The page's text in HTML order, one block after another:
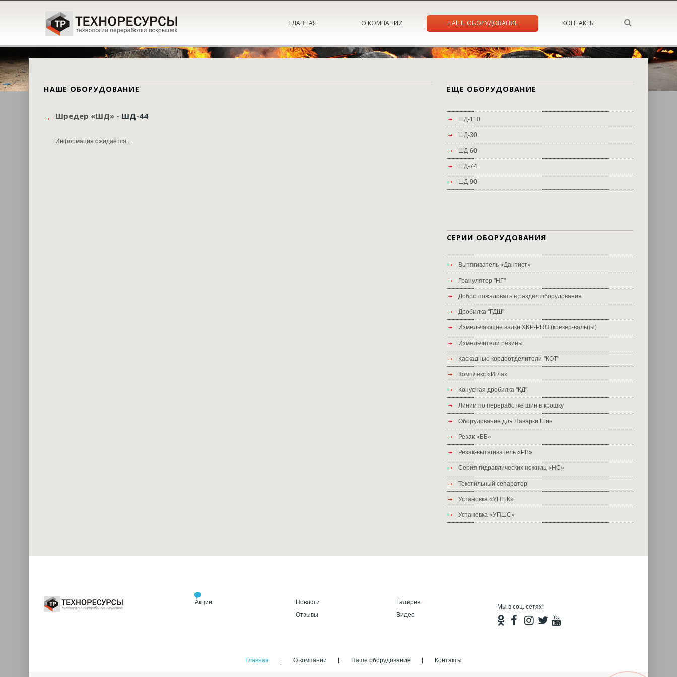
ГЛАВНАЯ О КОМПАНИИ НАШЕ ОБОРУДОВАНИЕ КОНТАКТЫ
НАШЕ ОБОРУДОВАНИЕ
Шредер «ШД» - ШД-44
Информация ожидается ...
ЕЩЕ ОБОРУДОВАНИЕ
ШД-110
ШД-30
ШД-60
ШД-74
ШД-90
СЕРИИ ОБОРУДОВАНИЯ
Вытягиватель «Дантист»
Гранулятор "НГ"
Добро пожаловать в раздел оборудования
Дробилка "ГДШ"
Измельчающие валки XKP-PRO (крекер-вальцы)
Измельчители резины
Каскадные кордоотделители "КОТ"
Комплекс «Игла»
Конусная дробилка "КД"
Линии по переработке шин в крошку
Оборудование для Наварки Шин
Резак «ББ»
Резак-вытягиватель «РВ»
Серия гидравлических ножниц «НС»
Текстильный сепаратор
Установка «УПШК»
Установка «УПШС»
Акции
Новости
Отзывы
Галерея
Видео
Мы в соц. сетях:
Главная О компании Наше оборудование Контакты